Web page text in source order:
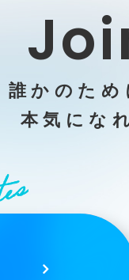
誰かのため
本気にな